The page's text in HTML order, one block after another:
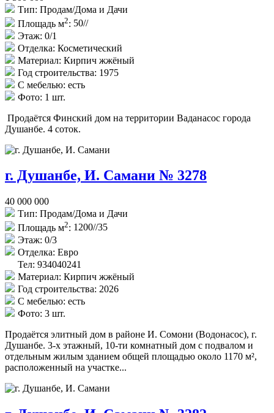
Тип: Продам/Дома и Дачи
Площадь м2: 50//
Этаж: 0/1
Отделка: Косметический
Материал: Кирпич жжёный
Год строительства: 1975
С мебелью: есть
Фото: 1 шт.
Продаётся Финский дом на территории Ваданасос города
Душанбе. 4 соток.
г. Душанбе, И. Самани № 3278
40 000 000
Тип: Продам/Дома и Дачи
Площадь м2: 1200//35
Этаж: 0/3
Отделка: Евро
Тел: 934040241
Материал: Кирпич жжёный
Год строительства: 2026
С мебелью: есть
Фото: 3 шт.
Продаётся элитный дом в районе И. Сомони (Водонасос), г.
Душанбе. 3-х этажный, 10-ти комнатный дом с подвалом и
отдельным жилым зданием общей площадью около 1170 м²,
расположенный на участке...